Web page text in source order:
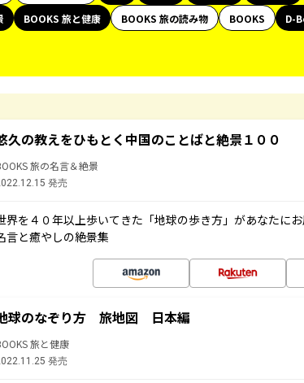
BOOKS 旅と健康 BOOKS 旅の読み物 BOOKS
D-
久の教えをひもとく中国のことばと絶景１００
旅の名言＆絶景
発売
界を４０年以上歩いてきた「地球の歩き方」があなたに
言と癒やしの絶景集
球のなぞり方 旅地図 日本編
旅と健康
発売